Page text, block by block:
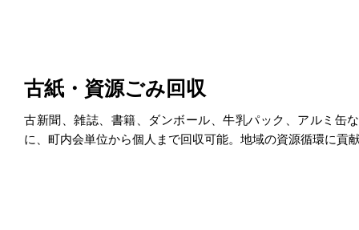
古紙・資源ごみ回収
古新聞、雑誌、書籍、ダンボール、牛乳パック、アルミ缶
に、町内会単位から個人まで回収可能。地域の資源循環に貢